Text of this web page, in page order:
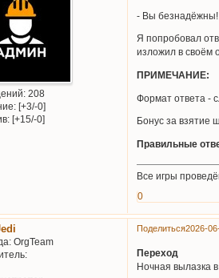
208
[+3/-0]
[+15/-0]
- Вы безнадёжны!
Я попробовал
изложил в своём
ПРИМЕЧАНИЕ:
Формат ответа -
Бонус за взятие
Правильные
Все игры
0
Поделиться2026-
OrgTeam
Переход
Ночная вылазка